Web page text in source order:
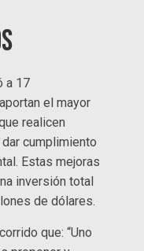
a 17
el mayor
realicen
cumplimiento
Estas mejoras
inversión total
de dólares.
que: “Uno